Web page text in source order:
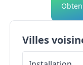
Villes